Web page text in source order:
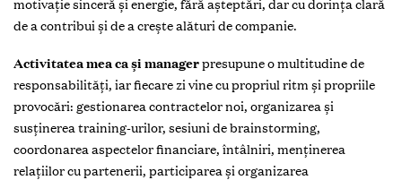
motivație sinceră și energie, fără așteptări, dar cu dorința clară
de a contribui și de a crește alături de companie.
Activitatea mea ca și managerpresupune o multitudine de
responsabilități, iar fiecare zi vine cu propriul ritm și propriile
provocări: gestionarea contractelor noi, organizarea și
susținerea training-urilor, sesiuni de brainstorming,
coordonarea aspectelor financiare, întâlniri, menținerea
relațiilor cu partenerii, participarea și organizarea